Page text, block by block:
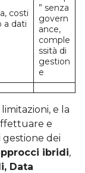
costi
a dati
” senza
govern
ance,
comple
ssità di
gestion
e
e la
e
dei
ibridi,
Data